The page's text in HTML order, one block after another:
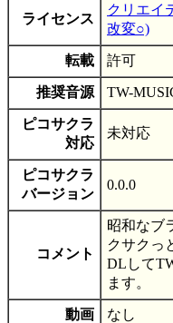
ライセンス
クリエイ
改変○)
転載 許可
推奨音源 TW-
ピコサクラ
対応
未対応
ピコサクラ
バージョン
0.0.0
コメント
昭和なブ
クサクっ
DLして
ます。
動画 なし